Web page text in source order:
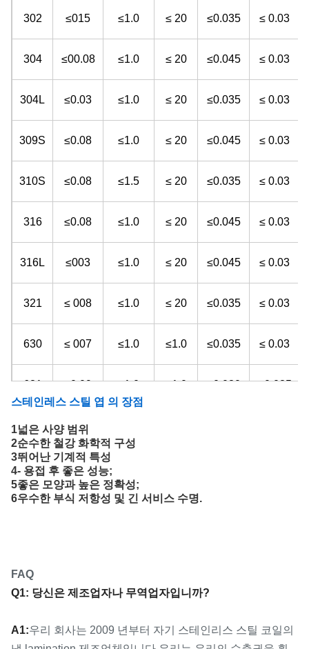
302 ≤015 ≤1.0 ≤ 20 ≤0.035 ≤ 0.03
304 ≤00.08 ≤1.0 ≤ 20 ≤0.045 ≤ 0.03
304L ≤0.03 ≤1.0 ≤ 20 ≤0.035 ≤ 0.03
309S ≤0.08 ≤1.0 ≤ 20 ≤0.045 ≤ 0.03
310S ≤0.08 ≤1.5 ≤ 20 ≤0.035 ≤ 0.03
316 ≤0.08 ≤1.0 ≤ 20 ≤0.045 ≤ 0.03
316L ≤003 ≤1.0 ≤ 20 ≤0.045 ≤ 0.03
321 ≤ 008 ≤1.0 ≤ 20 ≤0.035 ≤ 0.03
630 ≤ 007 ≤1.0 ≤1.0 ≤0.035 ≤ 0.03
631 ≤0.09 ≤1.0 ≤1.0 ≤0.030 ≤0.035
904L ≤ 20
2205 ≤0.03
2507 ≤0.03 ≤0.8 ≤1.2
410 ≤0.15 ≤1.0 ≤1.0 ≤0.035
430 ≤0.1 2 ≤0.75 ≤1.0 ≤ 0.040 ≤ 0.03
스테인레스 스틸 엽 의 장점
1넓은 사양 범위
2순수한 철강 화학적 구성
3뛰어난 기계적 특성
4- 용접 후 좋은 성능;
5좋은 모양과 높은 정확성;
6우수한 부식 저항성 및 긴 서비스 수명.
FAQ
Q1: 당신은 제조업자나 무역업자입니까?
A1:우리 회사는 2009 년부터 자기 스테인리스 스틸 코일의